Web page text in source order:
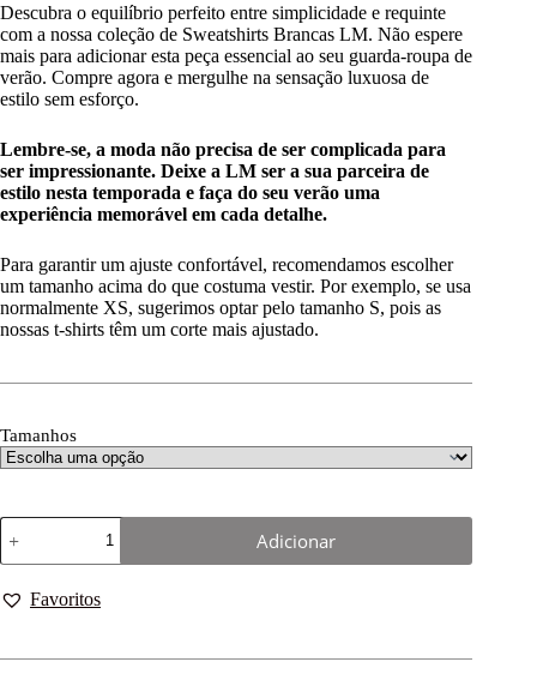
Descubra o equilíbrio perfeito entre simplicidade e requinte
com a nossa coleção de Sweatshirts Brancas LM. Não espere
mais para adicionar esta peça essencial ao seu guarda-roupa de
verão. Compre agora e mergulhe na sensação luxuosa de
estilo sem esforço.
Lembre-se, a moda não precisa de ser complicada para
ser impressionante. Deixe a LM ser a sua parceira de
estilo nesta temporada e faça do seu verão uma
experiência memorável em cada detalhe.
Para garantir um ajuste confortável, recomendamos escolher
um tamanho acima do que costuma vestir. Por exemplo, se usa
normalmente XS, sugerimos optar pelo tamanho S, pois as
nossas t-shirts têm um corte mais ajustado.
Tamanhos
Adicionar
Favoritos